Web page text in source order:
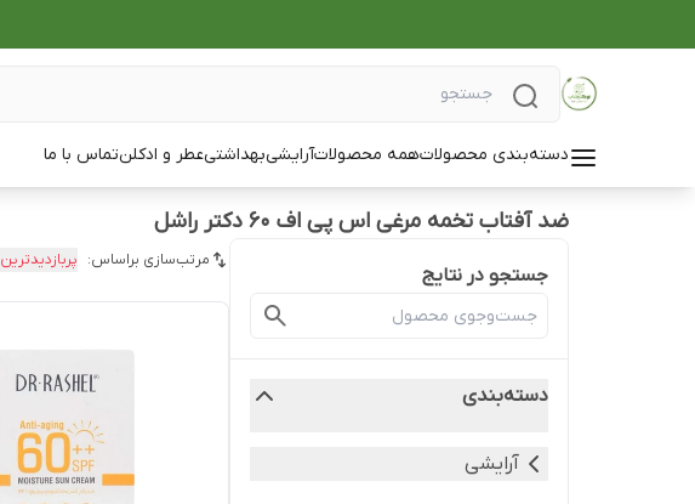
دسته‌بندی محصولاتهمه محصولاتآرایشیبهداشتیعطر و ادکلنتماس با ما
ضد آفتاب تخمه مرغی اس پی اف ۶۰ دکتر راشل
جستجو در نتایج
دسته‌بندی
آرایشی
مرتب‌سازی براساس: پربازدیدترین